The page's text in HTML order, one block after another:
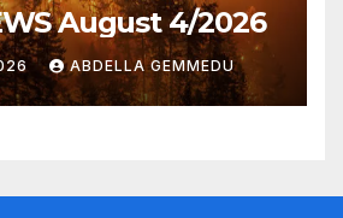
August 4/2026
ABDELLA GEMMEDU